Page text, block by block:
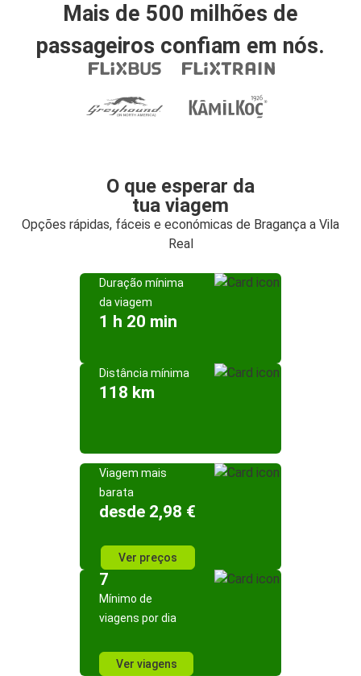
Mais de 500 milhões de
passageiros confiam em nós.
O que esperar da
tua viagem
Opções rápidas, fáceis e económicas de Bragança a Vila
Real
Duração mínima
da viagem
1 h 20 min
Distância mínima
118 km
Viagem mais
barata
desde 2,98 €
Ver preços
7
Mínimo de
viagens por dia
Ver viagens